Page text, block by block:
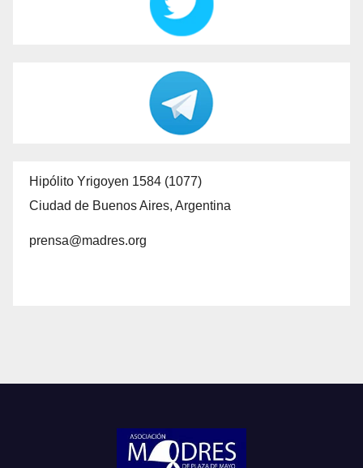
Hipólito Yrigoyen 1584 (1077)
Ciudad de Buenos Aires, Argentina
prensa@madres.org